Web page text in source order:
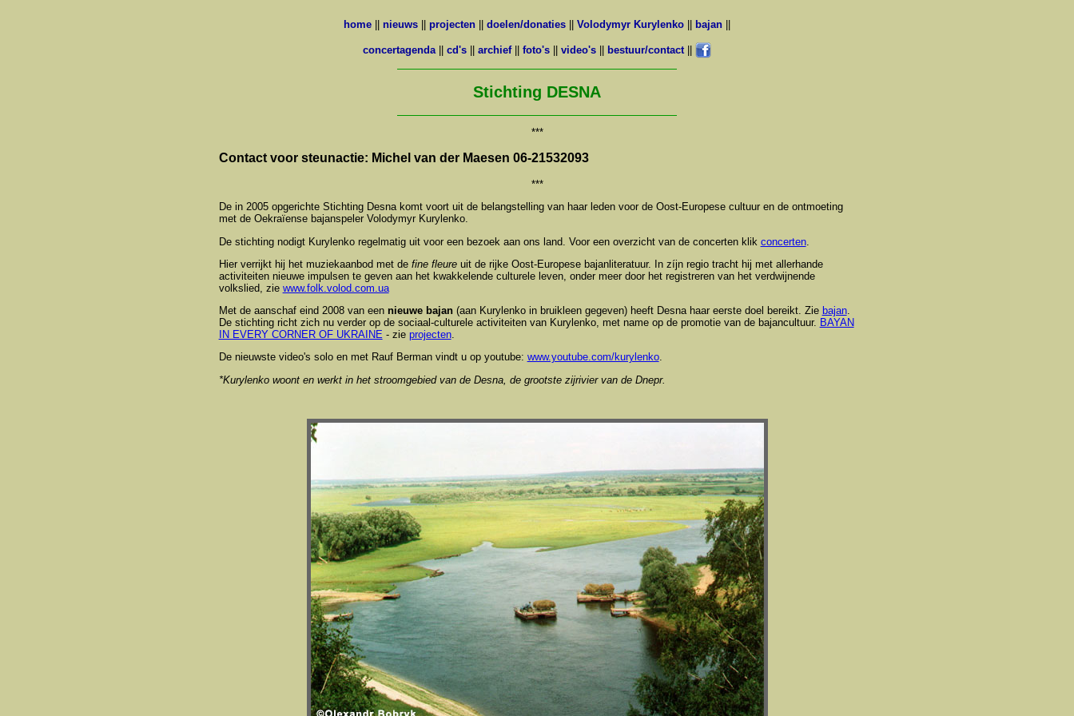
home nieuws projecten doelen/donaties Volodymyr Kurylenko bajan
concertagenda || cd's || archief || foto's || video's || bestuur/contact ||
Stichting DESNA
***
Contact voor steunactie: Michel van der Maesen 06-21532093
***
De in 2005 opgerichte Stichting Desna komt voort uit de belangstelling van haar leden voor de Oost-Europese cultuur en de ontmoeting
met de Oekraïense bajanspeler Volodymyr Kurylenko.
De stichting nodigt Kurylenko regelmatig uit voor een bezoek aan ons land. Voor een overzicht van de concerten klik concerten.
Hier verrijkt hij het muziekaanbod met de fine fleureuit de rijke Oost-Europese bajanliteratuur. In zíjn regio tracht hij met allerhande
activiteiten nieuwe impulsen te geven aan het kwakkelende culturele leven, onder meer door het registreren van het verdwijnende
volkslied, zie www.folk.volod.com.ua
Met de aanschaf eind 2008 van een nieuwe bajan(aan Kurylenko in bruikleen gegeven) heeft Desna haar eerste doel bereikt. Zie bajan.
De stichting richt zich nu verder op de sociaal-culturele activiteiten van Kurylenko, met name op de promotie van de bajancultuur. BAYAN
IN EVERY CORNER OF UKRAINE - zie projecten.
De nieuwste video's solo en met Rauf Berman vindt u op youtube: www.youtube.com/kurylenko.
*Kurylenko woont en werkt in het stroomgebied van de Desna, de grootste zijrivier van de Dnepr.